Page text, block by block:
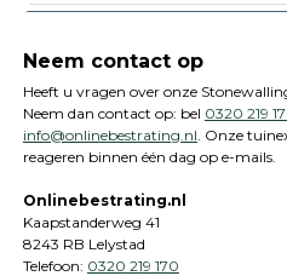
Neem contact op
Heeft u vragen over onze
Neem dan contact op: bel 0320 219
info@onlinebestrating.nl . Onze
reageren binnen één dag op e-mails.
Onlinebestrating.nl
Kaapstanderweg 41
8243 RB Lelystad
Telefoon: 0320 219 170